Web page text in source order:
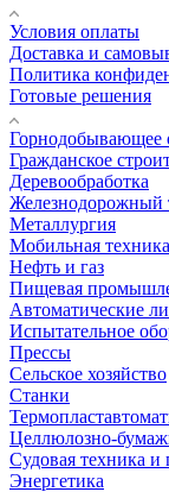
Условия оплаты
Доставка и
Политика
Готовые решения
Горнодобывающее
Гражданское
Деревообработка
Железнодорожный
Металлургия
Мобильная техника
Нефть и газ
Пищевая
Автоматические
Испытательное
Прессы
Сельское хозяйство
Станки
Целлюлозно-
Судовая техника и
Энергетика